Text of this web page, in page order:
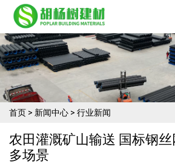
首页 > 新闻中心 > 行业新闻
农田灌溉矿山输送 国标钢
多场景